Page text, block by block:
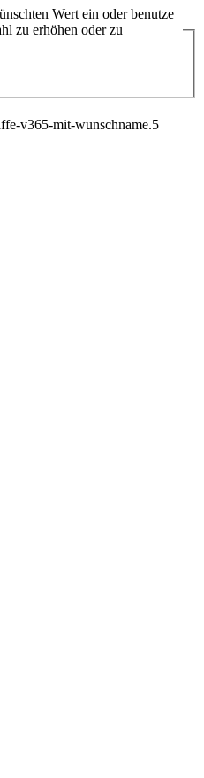
Wert ein oder benutze
zu erhöhen oder zu
v365-mit-wunschname.5